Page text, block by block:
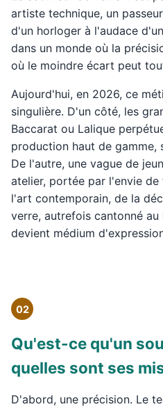
artiste technique, un
d'un horloger à l'audace
dans un monde où la
où le moindre écart peut
Aujourd'hui, en 2026, ce
singulière. D'un côté, les
Baccarat ou Lalique
production haut de gamme,
De l'autre, une vague de
atelier, portée par l'envie de
l'art contemporain, de la
verre, autrefois cantonné
devient médium
02
Qu'est-ce qu'un
quelles sont ses
D'abord, une précision. Le